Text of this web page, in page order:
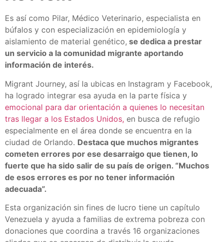
Es así como Pilar, Médico Veterinario, especialista en
búfalos y con especialización en epidemiología y
aislamiento de material genético, se dedica a prestar
un servicio a la comunidad migrante aportando
información de interés.
Migrant Journey, así la ubicas en Instagram y Facebook,
ha logrado integrar esa ayuda en la parte física y
emocional para dar orientación a quienes lo necesitan
tras llegar a los Estados Unidos, en busca de refugio
especialmente en el área donde se encuentra en la
ciudad de Orlando. Destaca que muchos migrantes
cometen errores por ese desarraigo que tienen, lo
fuerte que ha sido salir de su país de origen. “Muchos
de esos errores es por no tener información
adecuada”.
Esta organización sin fines de lucro tiene un capítulo
Venezuela y ayuda a familias de extrema pobreza con
donaciones que coordina a través 16 organizaciones